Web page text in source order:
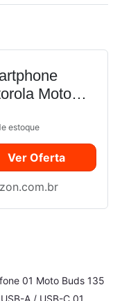
Moto
Magenta -
Leather,
8GB,
Dupla
16MP e
estoque
Ver Oferta
01 Moto Buds 135